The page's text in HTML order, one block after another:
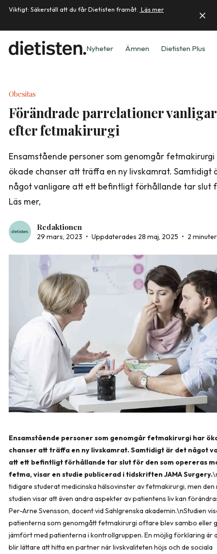
Viktigt: Säkerställ att du får Dietisten framåt. Läs mer
Nyheter Ämnen Dietisten Plus
Obesitas
Förändrade parrelationer
efter fetmakirurgi
Ensamstående personer som genomgår fetmakirurgi
ökade chanser att träffa en ny livskamrat. Samtidigt
något vanligare att ett befintligt förhållande tar slut
Läs mer,
Redaktionen
29 mars, 2023 • Uppdaterades 28 maj, 2025 • 2
Ensamstående personer som genomgår fetmakirurgi har
chanser att träffa en ny livskamrat. Samtidigt är det något
att ett befintligt förhållande tar slut för den som opereras
fetma, visar en studie publicerad i tidskriften JAMA Surgery.
tidigare studerat medicinska hälsovinster av fetmakirurgi, men den
studien visar att även andra aspekter av patientens liv kan
Per-Arne Svensson, docent vid Sahlgrenska akademin.\nStudien
patienterna som genomgått fetmakirurgi oftare blev sambo eller
jämfört med patienterna i kontrollgruppen. En möjlig förklaring är
blir lättare att hitta en partner när livskvaliteten höjs och de sociala